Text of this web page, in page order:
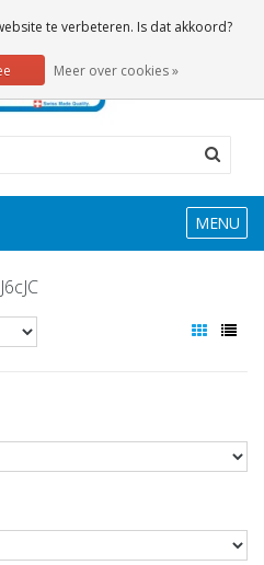
0 Artikelen
MENU
te verbeteren. Is dat akkoord?
Meer over cookies »